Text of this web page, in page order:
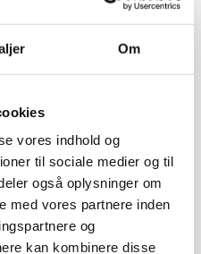
Om
vores indhold og
til sociale medier og til
også oplysninger om
med vores partnere inden
og
kan kombinere disse
størrelser
af Georg
kommende. Fik
af to sekunder. God arbejde
efter kl.10. God service ☺”
Vurderet af Kris
Vurderet af Käthe
af Kris